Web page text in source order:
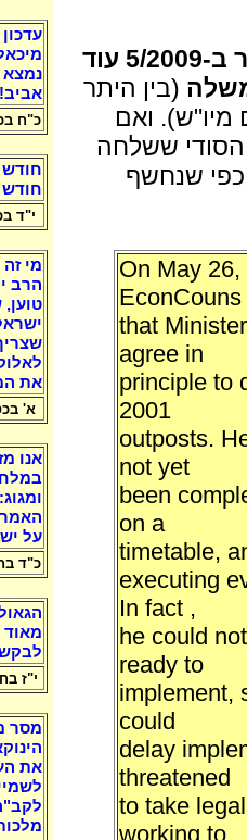
ההחלטה הועברה למימשל בארה"ב כבר ב-5/2009 עוד
(בין היתר
מיו"ש). ואם
ששלחה
כפי שנחשף
On May
EconCouns
that
agree in
principle to
2001
outposts.
not yet
been
on a
timetable,
executing
In fact ,
he could
ready to
implement,
could
delay
threatened
to take
working to
נמצא
אביב!
כ"ח בכסלו/
חודש
חודש
י"ד
מי
הרב
טוען,
את
א' בכסלו/
אנו
על
כ"ד
י"ז
מסר
את